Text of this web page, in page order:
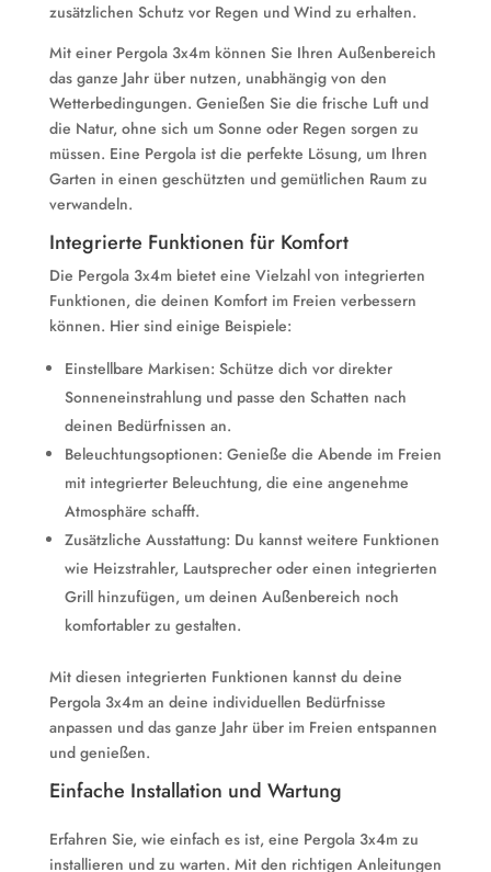
zusätzlichen Schutz vor Regen und Wind zu erhalten.
Mit einer Pergola 3x4m können Sie Ihren Außenbereich
das ganze Jahr über nutzen, unabhängig von den
Wetterbedingungen. Genießen Sie die frische Luft und
die Natur, ohne sich um Sonne oder Regen sorgen zu
müssen. Eine Pergola ist die perfekte Lösung, um Ihren
Garten in einen geschützten und gemütlichen Raum zu
verwandeln.
Integrierte Funktionen für Komfort
Die Pergola 3x4m bietet eine Vielzahl von integrierten
Funktionen, die deinen Komfort im Freien verbessern
können. Hier sind einige Beispiele:
Einstellbare Markisen: Schütze dich vor direkter
Sonneneinstrahlung und passe den Schatten nach
deinen Bedürfnissen an.
Beleuchtungsoptionen: Genieße die Abende im Freien
mit integrierter Beleuchtung, die eine angenehme
Atmosphäre schafft.
Zusätzliche Ausstattung: Du kannst weitere Funktionen
wie Heizstrahler, Lautsprecher oder einen integrierten
Grill hinzufügen, um deinen Außenbereich noch
komfortabler zu gestalten.
Mit diesen integrierten Funktionen kannst du deine
Pergola 3x4m an deine individuellen Bedürfnisse
anpassen und das ganze Jahr über im Freien entspannen
und genießen.
Einfache Installation und Wartung
Erfahren Sie, wie einfach es ist, eine Pergola 3x4m zu
installieren und zu warten. Mit den richtigen Anleitungen